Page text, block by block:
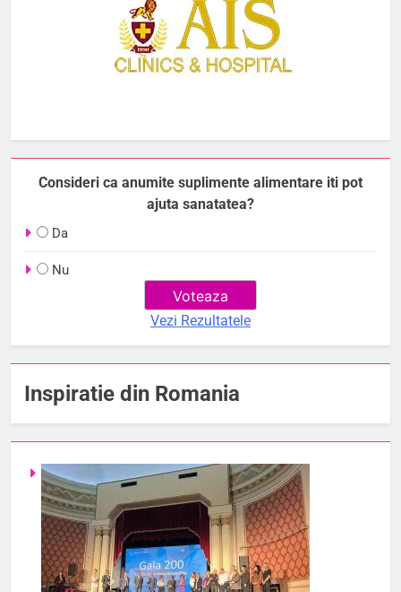
Consideri ca anumite suplimente alimentare iti pot
ajuta sanatatea?
Da
Nu
Vezi Rezultatele
Inspiratie din Romania